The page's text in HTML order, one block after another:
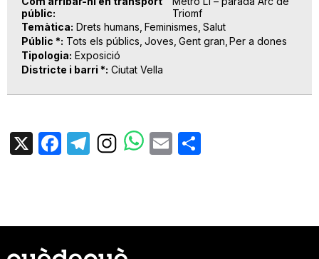
públic
Triomf
Temàtica Drets humans Feminismes Salut
Públic * Tots els públics Joves Gent gran Per a dones
Tipologia Exposició
Districte i barri * Ciutat Vella
X Facebook
TelegramEmail